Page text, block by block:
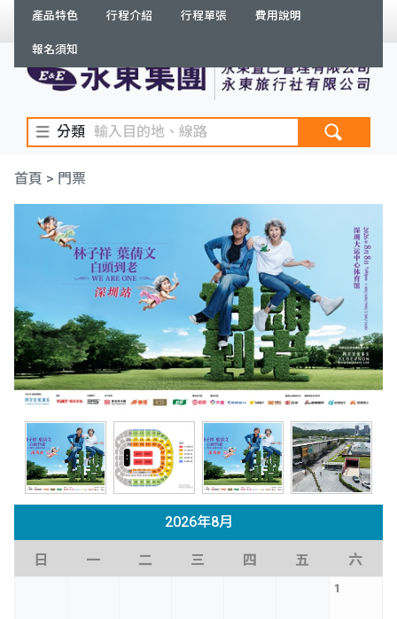
繁體 登入/
分類
首頁 > 門票
2026年8月
日 一 二 三 四 五 六
1
產品特色 行程介紹 行程單張 費用說明
報名須知